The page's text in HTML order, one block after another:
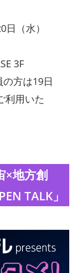
（水）
3F
方は19日
利用いた
地方創
TALK」